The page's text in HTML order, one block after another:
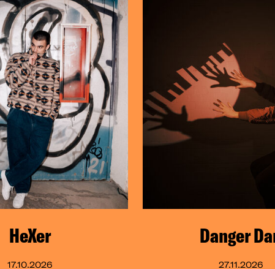
HeXer
17.10.2026
Danger
27.11.2026